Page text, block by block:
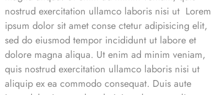
nostrud exercitation ullamco laboris nisi ut Lorem
ipsum dolor sit amet conse ctetur adipisicing elit,
sed do eiusmod tempor incididunt ut labore et
dolore magna aliqua. Ut enim ad minim veniam,
quis nostrud exercitation ullamco laboris nisi ut
aliquip ex ea commodo consequat. Duis aute